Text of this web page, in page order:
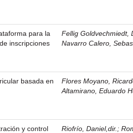
para la
inscripciones
Fellig Goldvechmiedt,
Navarro Calero,
basada en
Flores Moyano,
Altamirano, Eduardo
y control
Riofrío, Daniel,dir. ;